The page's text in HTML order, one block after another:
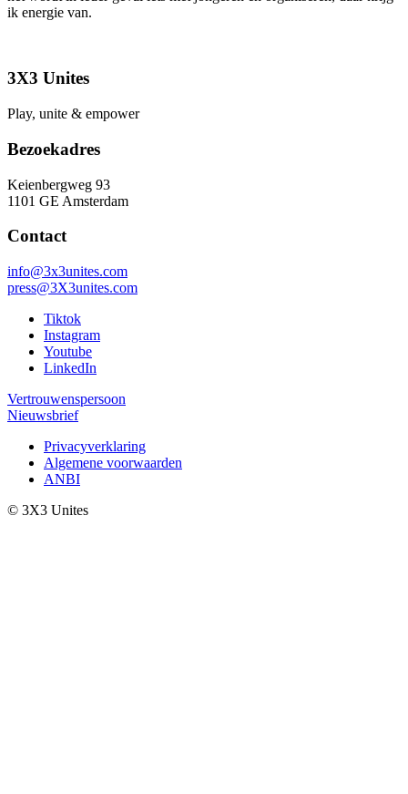
ik energie van.
3X3 Unites
Play, unite & empower
Bezoekadres
Keienbergweg 93
1101 GE Amsterdam
Contact
info@3x3unites.com
press@3X3unites.com
Tiktok
Instagram
Youtube
LinkedIn
Vertrouwenspersoon
Nieuwsbrief
Privacyverklaring
Algemene voorwaarden
ANBI
© 3X3 Unites